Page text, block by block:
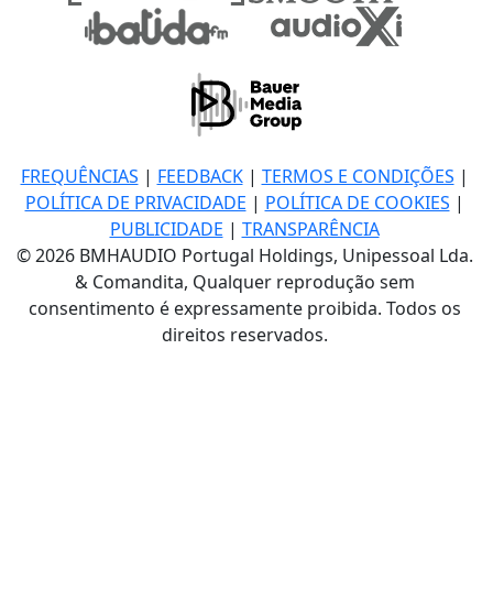
FREQUÊNCIAS | FEEDBACK| TERMOS E CONDIÇÕES |
POLÍTICA DE PRIVACIDADE | POLÍTICA DE COOKIES |
PUBLICIDADE | TRANSPARÊNCIA
© 2026 BMHAUDIO Portugal Holdings, Unipessoal Lda.
& Comandita, Qualquer reprodução sem
consentimento é expressamente proibida. Todos os
direitos reservados.